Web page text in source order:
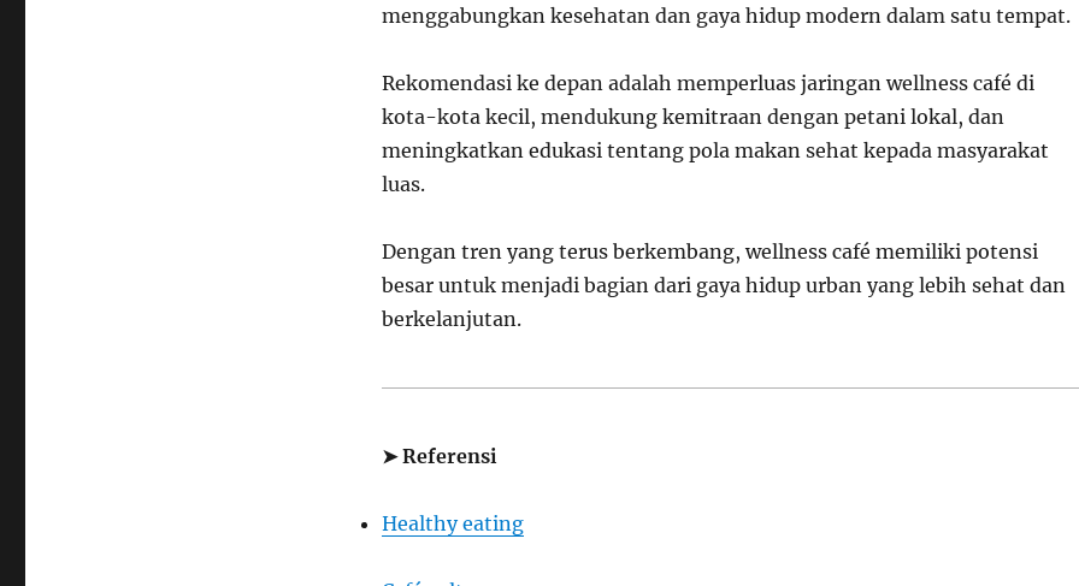
menggabungkan kesehatan dan gaya hidup modern dalam satu tempat.
Rekomendasi ke depan adalah memperluas jaringan wellness café di
kota-kota kecil, mendukung kemitraan dengan petani lokal, dan
meningkatkan edukasi tentang pola makan sehat kepada masyarakat
luas.
Dengan tren yang terus berkembang, wellness café memiliki potensi
besar untuk menjadi bagian dari gaya hidup urban yang lebih sehat dan
berkelanjutan.
➤ Referensi
Healthy eating